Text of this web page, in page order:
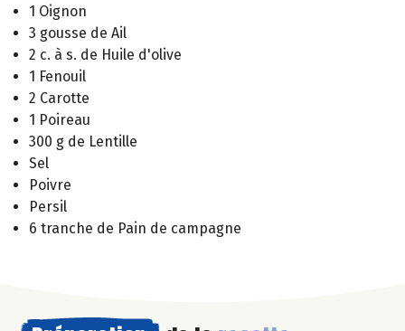
1 Oignon
3 gousse de Ail
2 c. à s. de Huile d'olive
1 Fenouil
2 Carotte
1 Poireau
300 g de Lentille
Sel
Poivre
Persil
6 tranche de Pain de campagne